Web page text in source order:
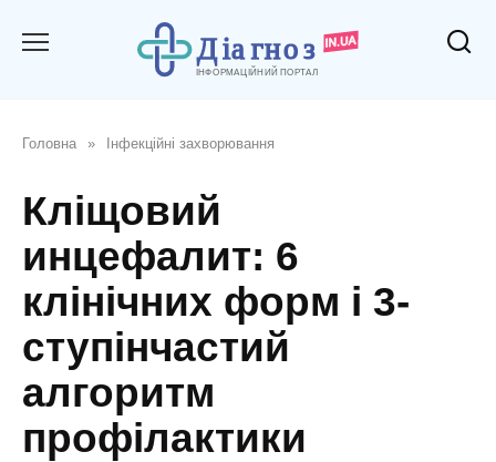
Головна » Інфекційні захворювання
Кліщовий
инцефалит: 6
клінічних форм і 3-
ступінчастий
алгоритм
профілактики